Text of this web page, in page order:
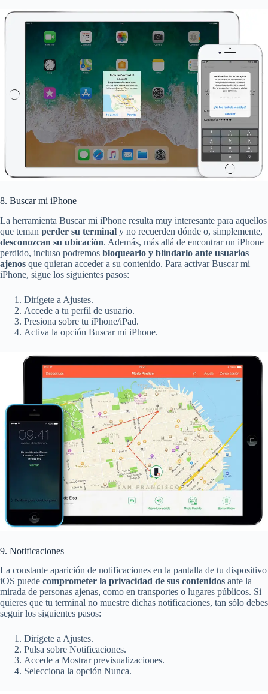
8. Buscar mi iPhone
La herramienta Buscar mi iPhone resulta muy interesante para aquellos
que teman perder su terminal y no recuerden dónde o, simplemente,
desconozcan su ubicación. Además, más allá de encontrar un iPhone
perdido, incluso podremos bloquearlo y blindarlo ante usuarios
ajenos que quieran acceder a su contenido. Para activar Buscar mi
iPhone, sigue los siguientes pasos:
Dirígete a Ajustes.
Accede a tu perfil de usuario.
Presiona sobre tu iPhone/iPad.
Activa la opción Buscar mi iPhone.
9. Notificaciones
La constante aparición de notificaciones en la pantalla de tu dispositivo
iOS puede comprometer la privacidad de sus contenidos ante la
mirada de personas ajenas, como en transportes o lugares públicos. Si
quieres que tu terminal no muestre dichas notificaciones, tan sólo debes
seguir los siguientes pasos:
Dirígete a Ajustes.
Pulsa sobre Notificaciones.
Accede a Mostrar previsualizaciones.
Selecciona la opción Nunca.